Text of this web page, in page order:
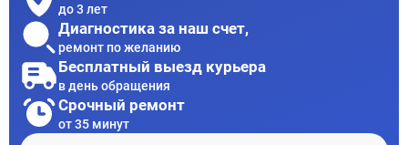
до 3 лет
Диагностика за наш счет,
ремонт по желанию
Бесплатный выезд курьера
в день обращения
Срочный ремонт
от 35 минут